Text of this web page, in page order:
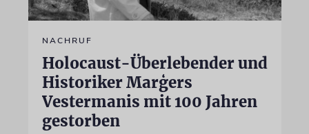
NACHRUF
Holocaust-Überlebender und
Historiker Marģers
Vestermanis mit 100 Jahren
gestorben